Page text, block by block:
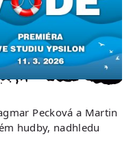
Pecková a Martin
hudby, nadhledu